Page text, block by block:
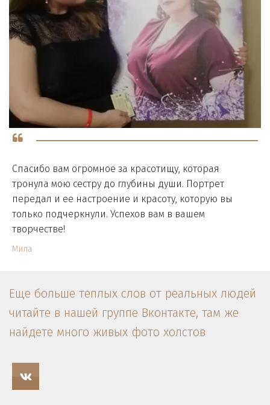
Спасибо вам огромное за красотищу, которая
тронула мою сестру до глубины души. Портрет
передал и ее настроение и красоту, которую вы
только подчеркнули. Успехов вам в вашем
творчестве!
Мила
Еще больше теплых слов от реальных людей
читайте в нашей группе Вконтакте, там же
найдете много живых фото холстов